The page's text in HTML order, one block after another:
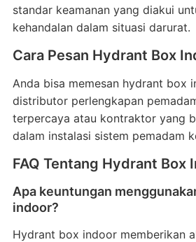
standar keamanan yang diakui
kehandalan dalam situasi darurat.
Cara Pesan Hydrant Box
Anda bisa memesan hydrant box
distributor perlengkapan
terpercaya atau kontraktor yang
dalam instalasi sistem pemadam
FAQ Tentang Hydrant Box
Apa keuntungan
indoor?
Hydrant box indoor memberikan